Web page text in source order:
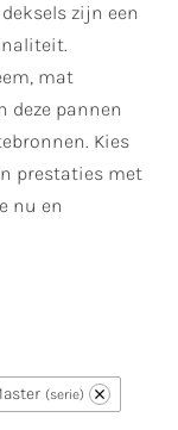
zijn een
mat
deze pannen
Kies
prestaties met
nu en
serie